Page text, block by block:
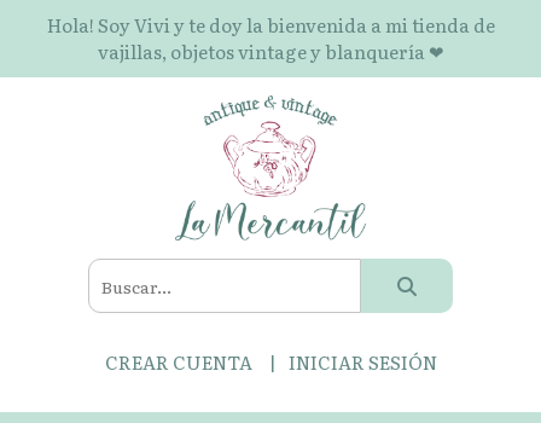
Hola! Soy Vivi y te doy la bienvenida a mi tienda de
vajillas, objetos vintage y blanquería ❤
CREAR CUENTA INICIAR SESIÓN